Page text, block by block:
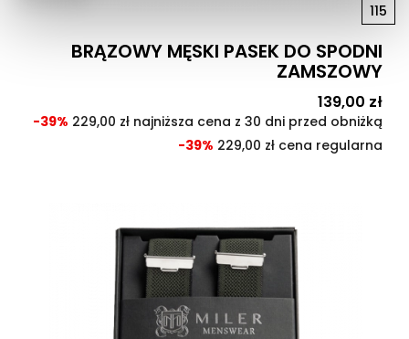
115
BRĄZOWY MĘSKI PASEK DO SPODNI
ZAMSZOWY
Cena
139,00 zł
-39% 229,00 zł najniższa cena z 30 dni przed obniżką
-39% 229,00 zł cena regularna